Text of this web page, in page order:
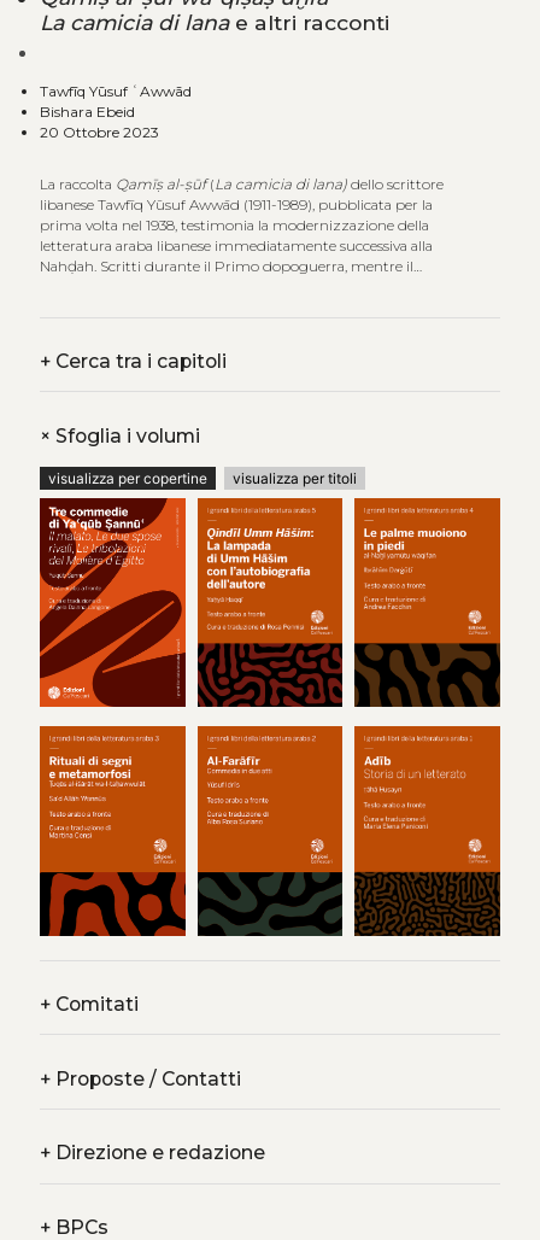
La camicia di lanae altri racconti
Tawfīq Yūsuf ʿAwwād
Bishara Ebeid
20 Ottobre 2023
La raccolta Qamīṣ al-ṣūf(La camicia di lana)dello scrittore
libanese Tawfīq Yūsuf Awwād (1911-1989), pubblicata per la
prima volta nel 1938, testimonia la modernizzazione della
letteratura araba libanese immediatamente successiva alla
Nahḍah. Scritti durante il Primo dopoguerra, mentre il
nella famiglia, e infine le tragedie delle famiglie più povere.
+Cerca tra i capitoli
+Sfoglia i volumi
visualizza per copertine visualizza per titoli
+Comitati
+Proposte / Contatti
+Direzione e redazione
+BPCs